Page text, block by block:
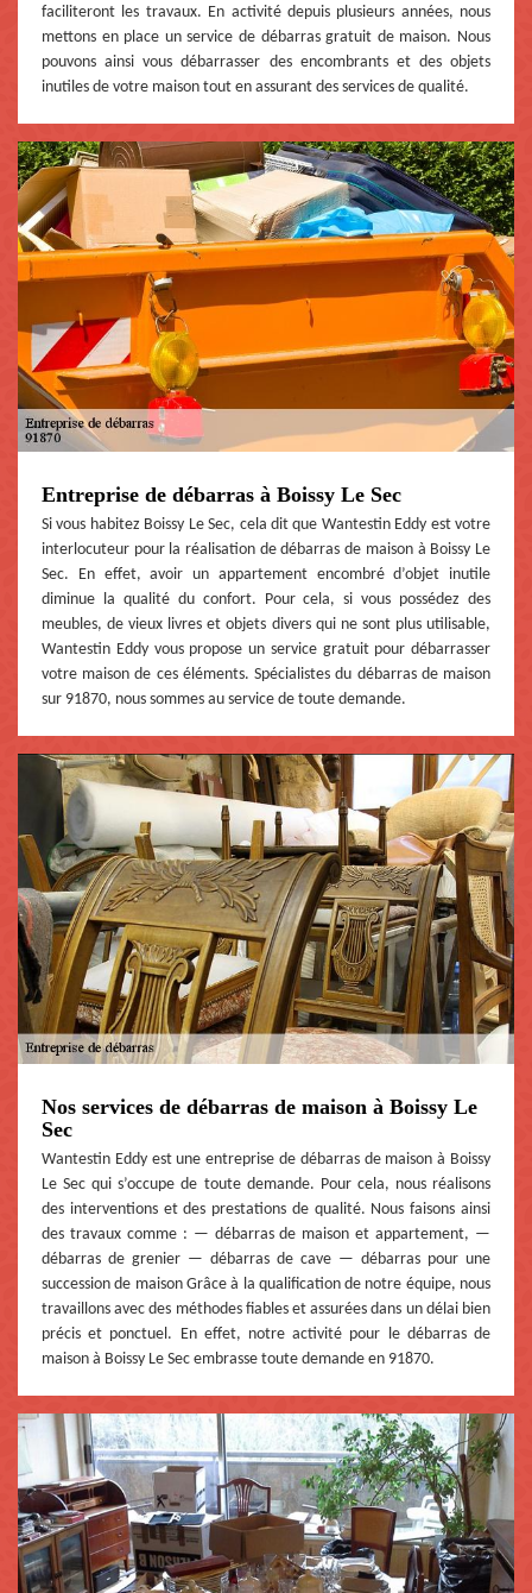
faciliteront les travaux. En activité depuis plusieurs années, nous
mettons en place un service de débarras gratuit de maison. Nous
pouvons ainsi vous débarrasser des encombrants et des objets
inutiles de votre maison tout en assurant des services de qualité.
Entreprise de débarras à Boissy Le Sec
Si vous habitez Boissy Le Sec, cela dit que Wantestin Eddy est votre
interlocuteur pour la réalisation de débarras de maison à Boissy Le
Sec. En effet, avoir un appartement encombré d’objet inutile
diminue la qualité du confort. Pour cela, si vous possédez des
meubles, de vieux livres et objets divers qui ne sont plus utilisable,
Wantestin Eddy vous propose un service gratuit pour débarrasser
votre maison de ces éléments. Spécialistes du débarras de maison
sur 91870, nous sommes au service de toute demande.
Nos services de débarras de maison à Boissy Le
Sec
Wantestin Eddy est une entreprise de débarras de maison à Boissy
Le Sec qui s’occupe de toute demande. Pour cela, nous réalisons
des interventions et des prestations de qualité. Nous faisons ainsi
des travaux comme : — débarras de maison et appartement, —
débarras de grenier — débarras de cave — débarras pour une
succession de maison Grâce à la qualification de notre équipe, nous
travaillons avec des méthodes fiables et assurées dans un délai bien
précis et ponctuel. En effet, notre activité pour le débarras de
maison à Boissy Le Sec embrasse toute demande en 91870.